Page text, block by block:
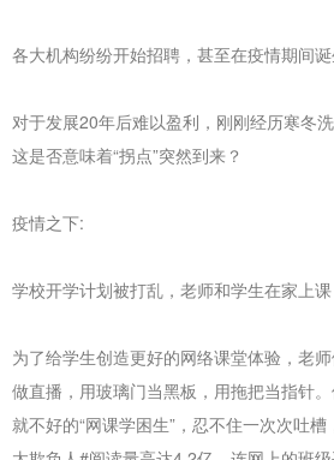
各大机构纷纷开始招聘，甚至在疫情期间诞
对于发展20年后难以盈利，刚刚经历寒冬
这是否意味着“拐点”突然到来？
疫情之下:
学校开学计划被打乱，老师和学生在家上课
为了给学生创造更好的网络课堂体验，老
做直播，用玻璃门当黑板，用拖把当指针
就不好的“网课学困生”，忍不住一次次吐